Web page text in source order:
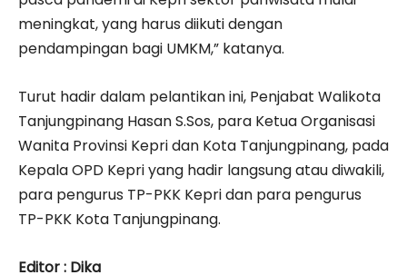
meningkat, yang harus diikuti dengan
pendampingan bagi UMKM,” katanya.
Turut hadir dalam pelantikan ini, Penjabat Walikota
Tanjungpinang Hasan S.Sos, para Ketua Organisasi
Wanita Provinsi Kepri dan Kota Tanjungpinang, pada
Kepala OPD Kepri yang hadir langsung atau diwakili,
para pengurus TP-PKK Kepri dan para pengurus
TP-PKK Kota Tanjungpinang.
Editor : Dika